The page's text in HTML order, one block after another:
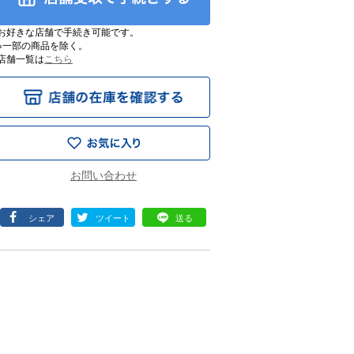
好きな店舗で手続き可能です。
部の商品を除く。
舗一覧は こちら
シェア ツイート 送る